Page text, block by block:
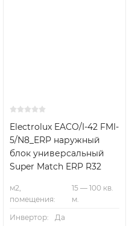
Electrolux EACO/I-42 FMI-
5/N8_ERP наружный
блок универсальный
Super Match ERP R32
м2,
помещения:
15 — 100 кв.
м.
Инвертор:
Да